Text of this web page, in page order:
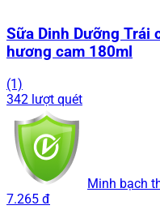
Sữa Dinh Dưỡng Trái
hương cam 180ml
(1)
342 lượt quét
Minh bạch
7.265 đ